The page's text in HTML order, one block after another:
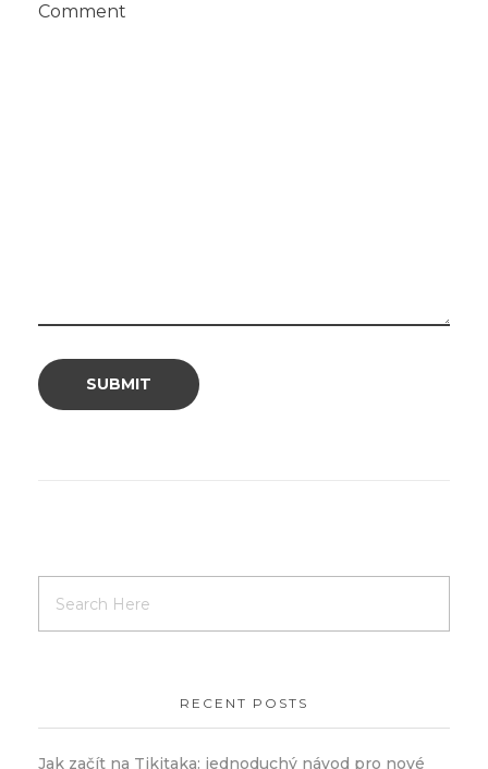
Comment
RECENT POSTS
Jak začít na Tikitaka: jednoduchý návod pro nové